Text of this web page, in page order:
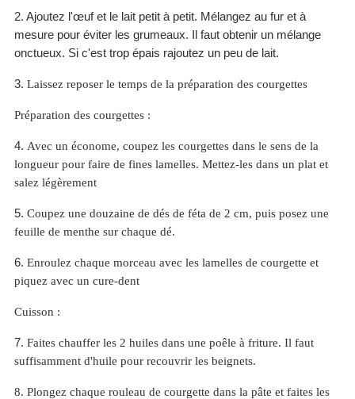
2. Ajoutez l'œuf et le lait petit à petit. Mélangez au fur et à
mesure pour éviter les grumeaux. Il faut obtenir un mélange
onctueux. Si c'est trop épais rajoutez un peu de lait.
3. Laissez reposer le temps de la préparation des courgettes
Préparation des courgettes :
4. Avec un économe, coupez les courgettes dans le sens de la
longueur pour faire de fines lamelles. Mettez-les dans un plat et
salez légèrement
5. Coupez une douzaine de dés de féta de 2 cm, puis posez une
feuille de menthe sur chaque dé.
6. Enroulez chaque morceau avec les lamelles de courgette et
piquez avec un cure-dent
Cuisson :
7. Faites chauffer les 2 huiles dans une poêle à friture. Il faut
suffisamment d'huile pour recouvrir les beignets.
8. Plongez chaque rouleau de courgette dans la pâte et faites les